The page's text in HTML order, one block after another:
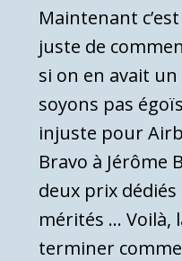
Maintenant
juste de
si on en avait
soyons pas
injuste pour
Bravo à Jérôme
deux prix dédiés
mérités … Voilà,
terminer